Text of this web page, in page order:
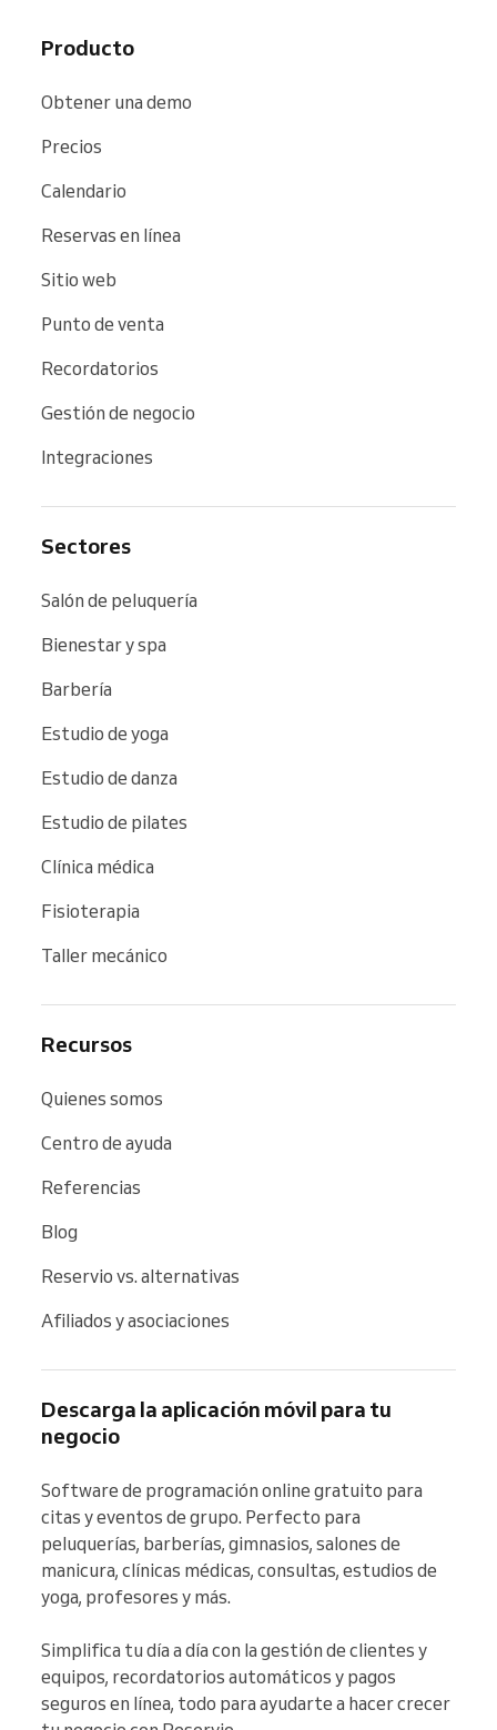
Producto
Obtener una demo
Precios
Calendario
Reservas en línea
Sitio web
Punto de venta
Recordatorios
Gestión de negocio
Integraciones
Sectores
Salón de peluquería
Bienestar y spa
Barbería
Estudio de yoga
Estudio de danza
Estudio de pilates
Clínica médica
Fisioterapia
Taller mecánico
Recursos
Quienes somos
Centro de ayuda
Referencias
Blog
Reservio vs. alternativas
Afiliados y asociaciones
Descarga la aplicación móvil para tu
negocio
Software de programación online gratuito para
citas y eventos de grupo. Perfecto para
peluquerías, barberías, gimnasios, salones de
manicura, clínicas médicas, consultas, estudios de
yoga, profesores y más.
Simplifica tu día a día con la gestión de clientes y
equipos, recordatorios automáticos y pagos
seguros en línea, todo para ayudarte a hacer crecer